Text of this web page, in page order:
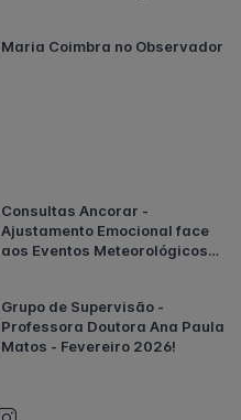
Maria Coimbra no Observador
Consultas Ancorar -
Ajustamento Emocional face
aos Eventos Meteorológicos
Grupo de Supervisão -
Professora Doutora Ana Paula
Matos - Fevereiro 2026!